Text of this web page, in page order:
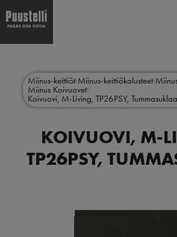
menu
fi
Miinus-keittiöt Miinus-keittiökalusteet
Miinus Koivuovet
Koivuovi, M-Living, TP26PSY, Tummasuklaa
KOIVUOVI, M-
TP26PSY,